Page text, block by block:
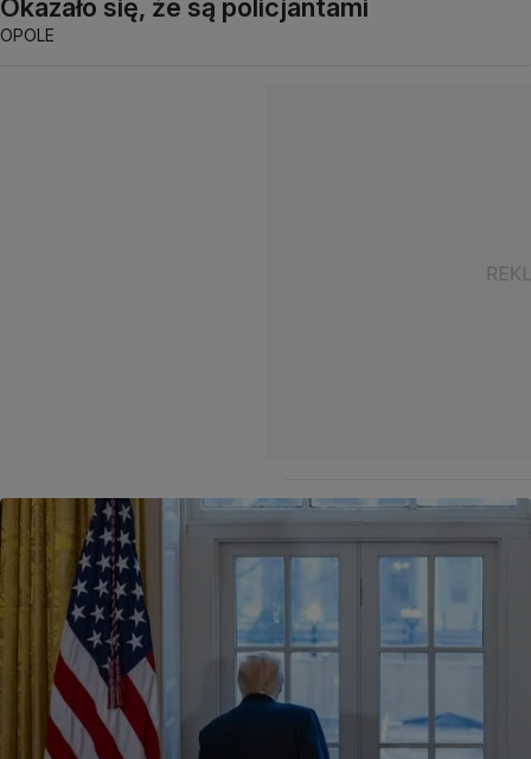
Okazało się, że są policjantami
OPOLE